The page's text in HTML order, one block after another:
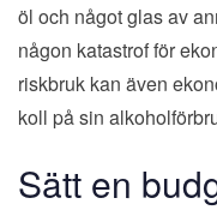
öl och något glas av
någon katastrof för
riskbruk kan även
koll på sin
Sätt en